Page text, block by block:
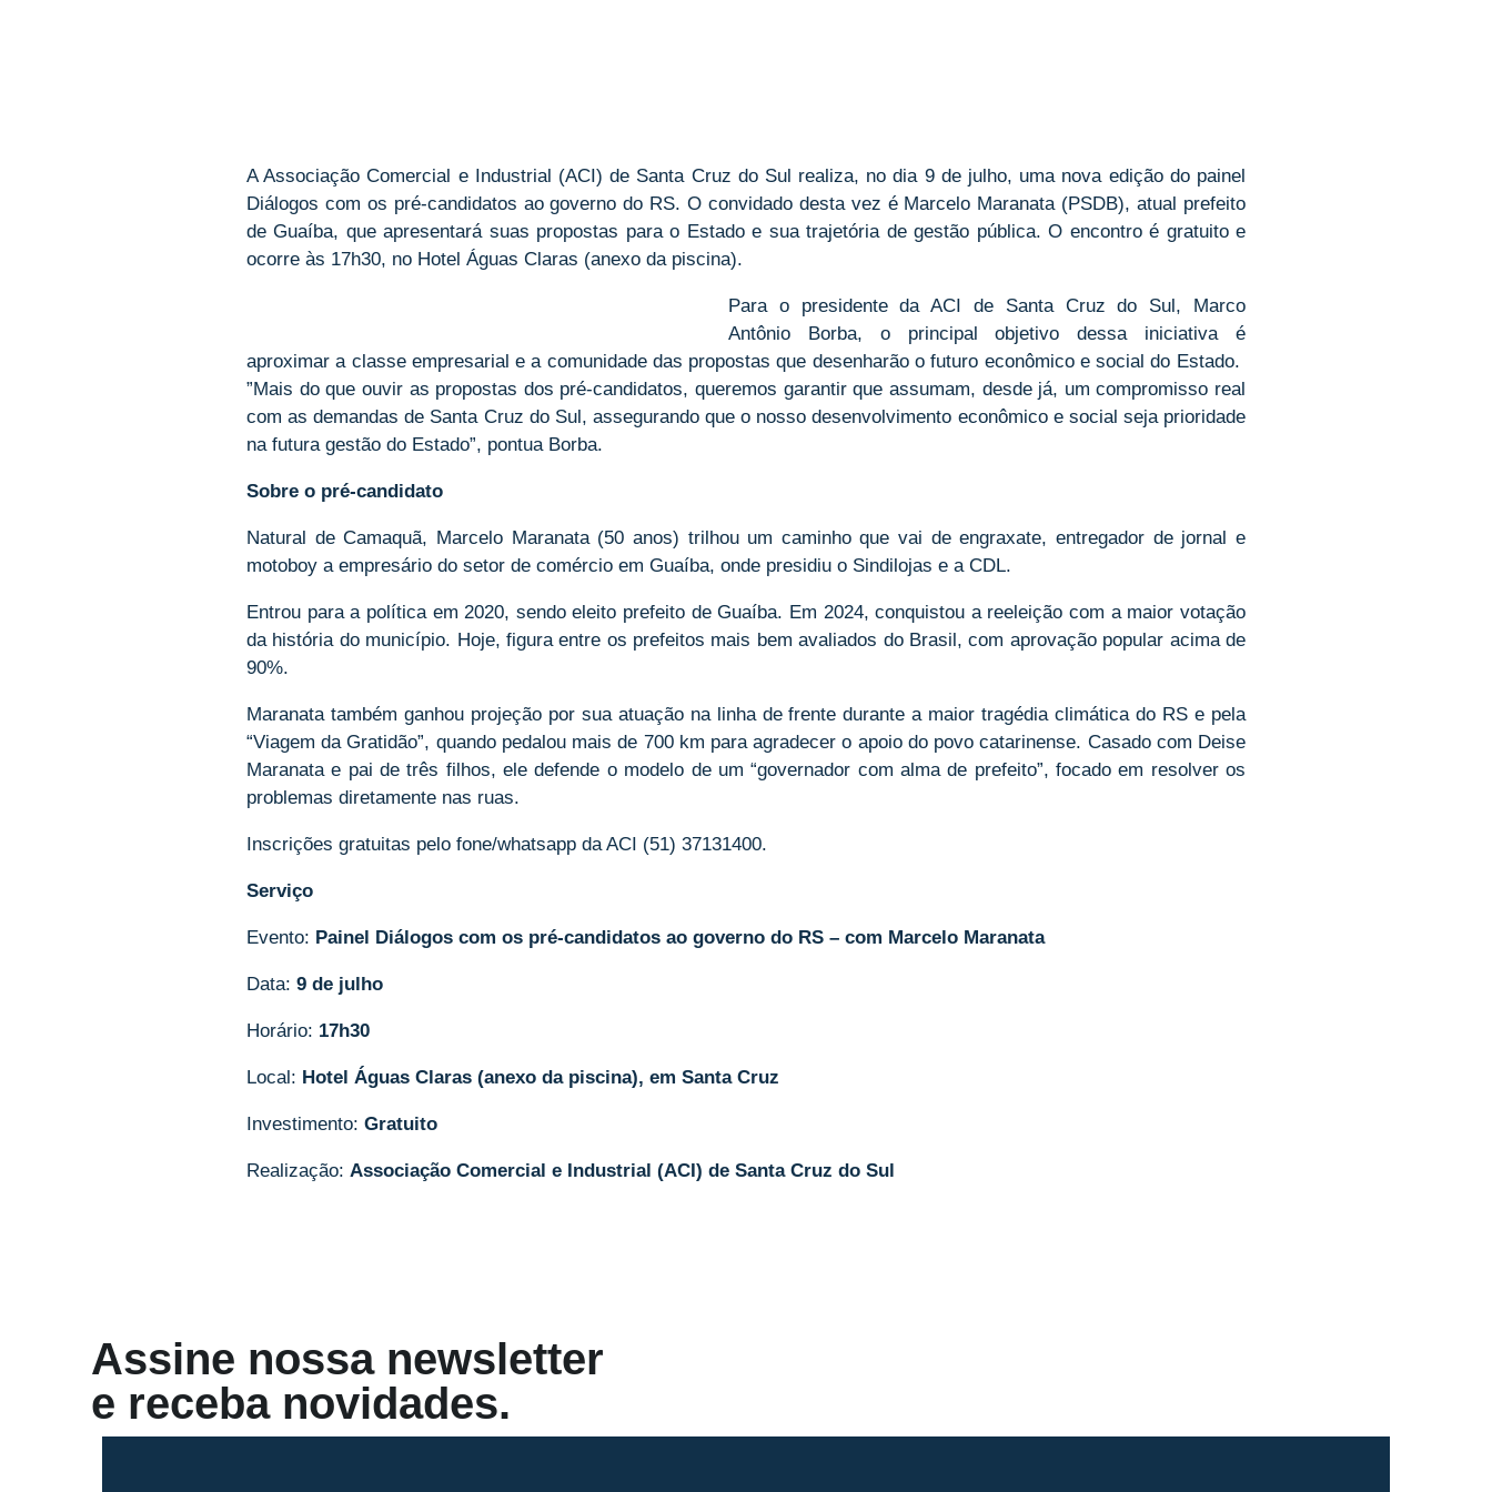
A Associação Comercial e Industrial (ACI) de Santa Cruz do Sul realiza, no dia 9 de julho, uma nova edição do painel
Diálogos com os pré-candidatos ao governo do RS. O convidado desta vez é Marcelo Maranata (PSDB), atual prefeito
de Guaíba, que apresentará suas propostas para o Estado e sua trajetória de gestão pública. O encontro é gratuito e
ocorre às 17h30, no Hotel Águas Claras (anexo da piscina).
​Para o presidente da ACI de Santa Cruz do Sul, Marco
Antônio Borba, o principal objetivo dessa iniciativa é
aproximar a classe empresarial e a comunidade das propostas que desenharão o futuro econômico e social do Estado. ​
”Mais do que ouvir as propostas dos pré-candidatos, queremos garantir que assumam, desde já, um compromisso real
com as demandas de Santa Cruz do Sul, assegurando que o nosso desenvolvimento econômico e social seja prioridade
na futura gestão do Estado”, pontua Borba.
Sobre o pré-candidato
Natural de Camaquã, Marcelo Maranata (50 anos) trilhou um caminho que vai de engraxate, entregador de jornal e
motoboy a empresário do setor de comércio em Guaíba, onde presidiu o Sindilojas e a CDL.
Entrou para a política em 2020, sendo eleito prefeito de Guaíba. Em 2024, conquistou a reeleição com a maior votação
da história do município. Hoje, figura entre os prefeitos mais bem avaliados do Brasil, com aprovação popular acima de
90%.
​Maranata também ganhou projeção por sua atuação na linha de frente durante a maior tragédia climática do RS e pela
“Viagem da Gratidão”, quando pedalou mais de 700 km para agradecer o apoio do povo catarinense. Casado com Deise
Maranata e pai de três filhos, ele defende o modelo de um “governador com alma de prefeito”, focado em resolver os
problemas diretamente nas ruas.
Inscrições gratuitas pelo fone/whatsapp da ACI (51) 37131400.
Serviço
Evento: Painel Diálogos com os pré-candidatos ao governo do RS – com Marcelo Maranata
Data: 9 de julho
Horário: 17h30
Local: Hotel Águas Claras (anexo da piscina), em Santa Cruz
Investimento: Gratuito
Realização: Associação Comercial e Industrial (ACI) de Santa Cruz do Sul
Assine nossa newsletter
e receba novidades.